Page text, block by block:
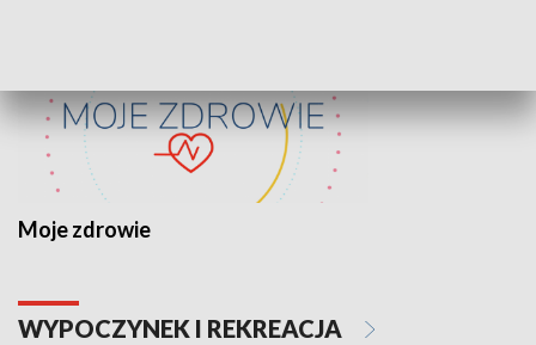
Moje zdrowie
WYPOCZYNEK I REKREACJA